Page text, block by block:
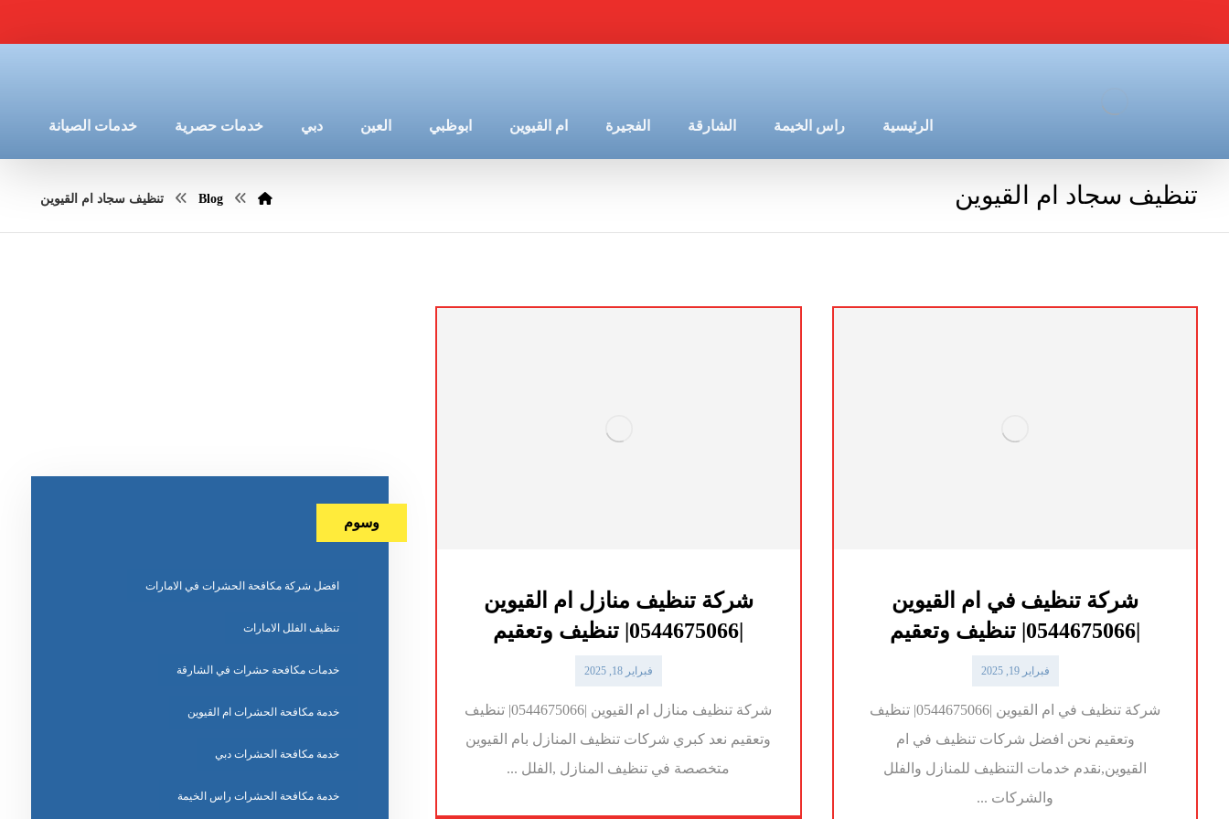
الرئيسية راس الخيمة الشارقة الفجيرة ام القيوين ابوظبي العين دبي خدمات حصرية خدمات الصيانة
تنظيف سجاد ام القيوين Blog تنظيف سجاد ام القيوين
شركة تنظيف في ام القيوين
فبراير 19, 2025
شركة تنظيف في ام القيوين |0544675066| تنظيف
وتعقيم نحن افضل شركات تنظيف في ام
القيوين,نقدم خدمات التنظيف للمنازل والفلل
والشركات ...
شركة تنظيف منازل ام القيوين
فبراير 18, 2025
شركة تنظيف منازل ام القيوين |0544675066| تنظيف
وتعقيم نعد كبري شركات تنظيف المنازل بام القيوين
متخصصة في تنظيف المنازل ,الفلل ...
وسوم
افضل شركة مكافحة الحشرات في الامارات
تنظيف الفلل الامارات
خدمات مكافحة حشرات في الشارقة
خدمة مكافحة الحشرات ام القيوين
خدمة مكافحة الحشرات دبي
خدمة مكافحة الحشرات راس الخيمة